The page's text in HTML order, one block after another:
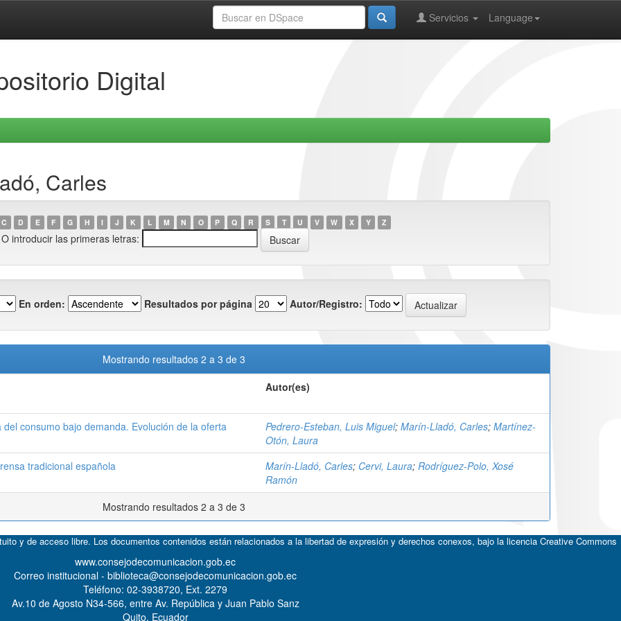
Language
Servicios
Digital
Carles
C D E F G H I J K L M N O P Q R S T U V W X Y Z
O introducir las primeras letras:
En orden: Resultados por página Autor/Registro:
Mostrando resultados 2 a 3 de 3
Autor(es)
consumo bajo demanda. Evolución de la oferta
Pedrero-Esteban, Luis Miguel; Marín-Lladó, Carles; Martínez-
Otón, Laura
tradicional española Marín-Lladó, Carles; Cervi, Laura; Rodríguez-Polo, Xosé
Ramón
Mostrando resultados 2 a 3 de 3
y de acceso libre. Los documentos contenidos están relacionados a la libertad de expresión y derechos conexos, bajo la licencia Creative Commons
www.consejodecomunicacion.gob.ec
Correo institucional - biblioteca@consejodecomunicacion.gob.ec
Teléfono: 02-3938720, Ext. 2279
Av.10 de Agosto N34-566, entre Av. República y Juan Pablo Sanz
Quito, Ecuador